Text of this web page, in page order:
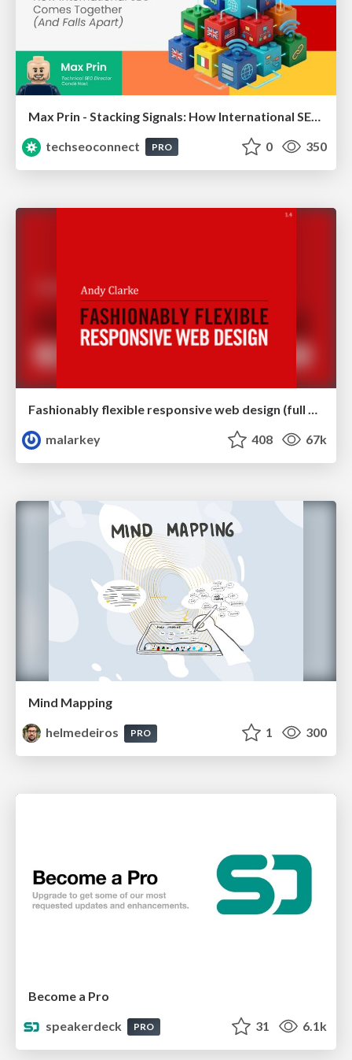
techseoconnect
PRO 0 350
Fashionably flexible responsive web design (full day workshop)
malarkey
408 67k
Mind Mapping
helmedeiros
PRO 1 300
Become a Pro
speakerdeck
PRO 31 6.1k